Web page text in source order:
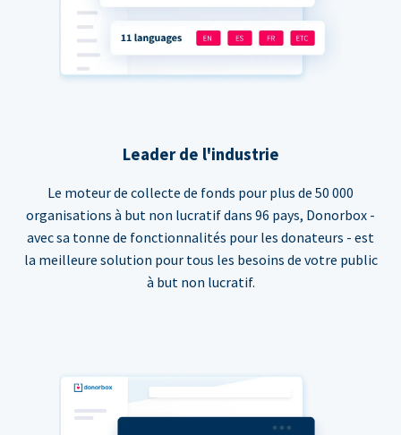
Leader de l'industrie
Le moteur de collecte de fonds pour plus de 50 000
organisations à but non lucratif dans 96 pays, Donorbox -
avec sa tonne de fonctionnalités pour les donateurs - est
la meilleure solution pour tous les besoins de votre public
à but non lucratif.